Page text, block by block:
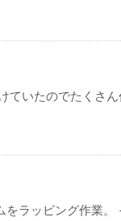
ていたのでたくさ
ラッピング作業